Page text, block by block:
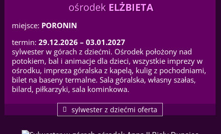
ośrodekELŻBIETA
miejsce: PORONIN
termin: 29.12.2026 – 03.01.2027
sylwester w górach z dziećmi. Ośrodek położony nad
potokiem, bal i animacje dla dzieci, wszystkie imprezy w
ośrodku, impreza góralska z kapelą, kulig z pochodniami,
bilet na baseny termalne. Sala góralska, własny szałas,
bilard, piłkarzyki, sala kominkowa.
sylwester z dziećmi oferta